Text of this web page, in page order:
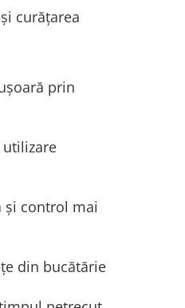
curățarea
prin
utilizare
și control mai
din bucătărie